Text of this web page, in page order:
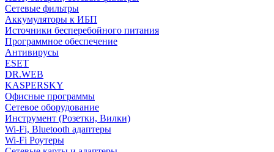
Сетевые фильтры
Аккумуляторы к ИБП
Источники бесперебойного питания
Программное обеспечение
Антивирусы
ESET
DR.WEB
KASPERSKY
Офисные программы
Сетевое оборудование
Инструмент (Розетки, Вилки)
Wi-Fi, Bluetooth адаптеры
Wi-Fi Роутеры